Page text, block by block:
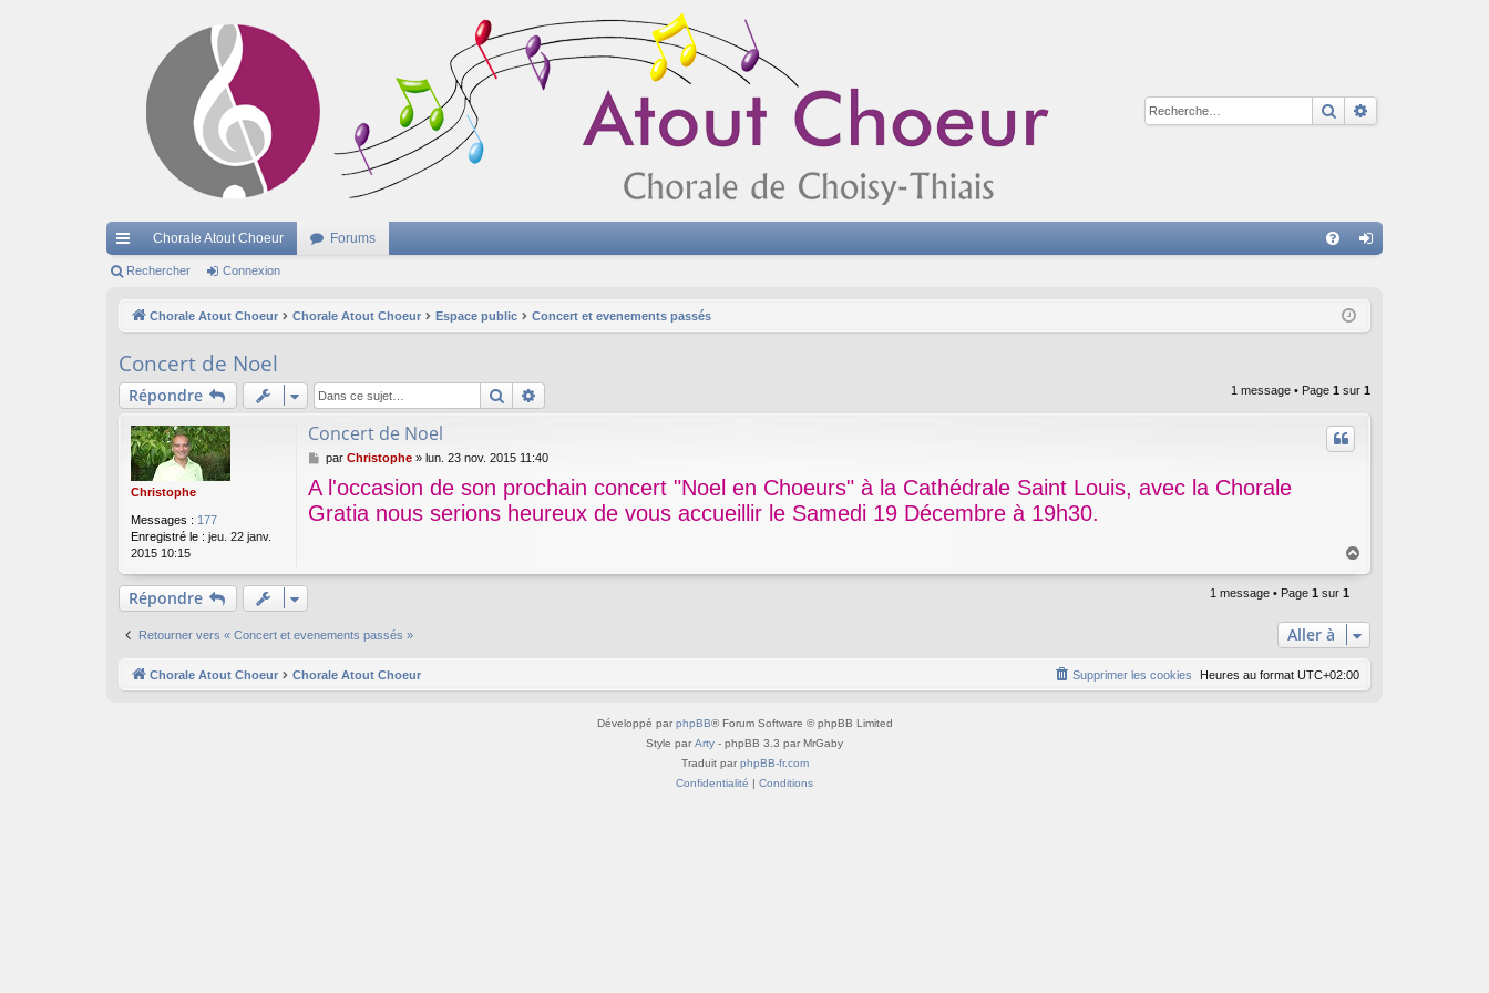
Rechercher
cc
pi
de
Chorale Atout Choeur Forums
ne
Rechercher Connexion
Chorale Atout Choeur Chorale Atout Choeur Espace public Concert et evenements passés
Concert de Noel
Répondre Rechercher 1 message • Page 1 sur 1
Christophe
Messages : 177
Enregistré le : jeu. 22 janv.
2015 10:15
Concert de Noel
M
s
s
a
par Christophe» lun. 23 nov. 2015 11:40
A l'occasion de son prochain concert "Noel en Choeurs" à la Cathédrale Saint Louis, avec la Chorale
Gratia nous serions heureux de vous accueillir le Samedi 19 Décembre à 19h30.
a
Répondre 1 message • Page 1 sur 1
Retourner vers « Concert et evenements passés » Aller à
Chorale Atout Choeur Chorale Atout Choeur Heures au format UTC+02:00
Supprimer les cookies
Développé par phpBB® Forum Software © phpBB Limited
Style par Arty - phpBB 3.3 par MrGaby
Traduit par phpBB-fr.com
Confidentialité | Conditions